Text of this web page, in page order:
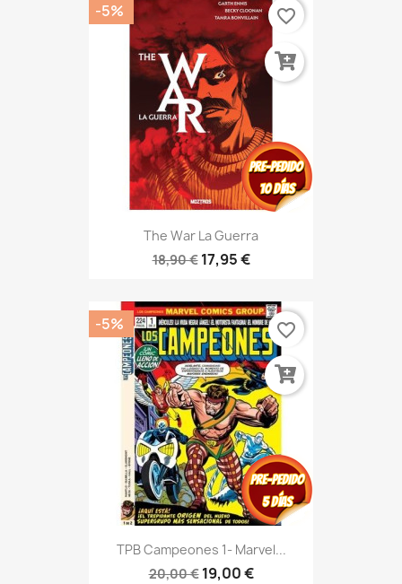
The War La Guerra
18,90 € 17,95 €
-5% favorite_border
TPB Campeones 1- Marvel...
20,00 € 19,00 €
-5% favorite_border